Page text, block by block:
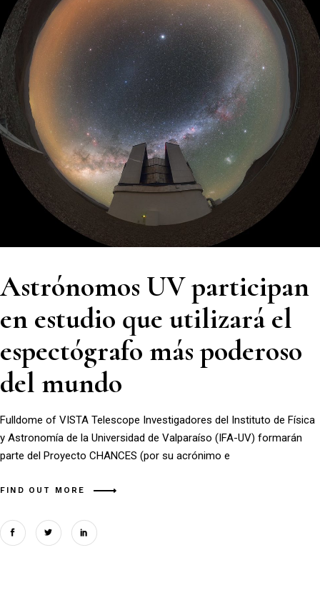
Astrónomos UV participan
en estudio que utilizará el
espectógrafo más poderoso
del mundo
Fulldome of VISTA Telescope Investigadores del Instituto de Física
y Astronomía de la Universidad de Valparaíso (IFA-UV) formarán
parte del Proyecto CHANCES (por su acrónimo e
FIND OUT MORE